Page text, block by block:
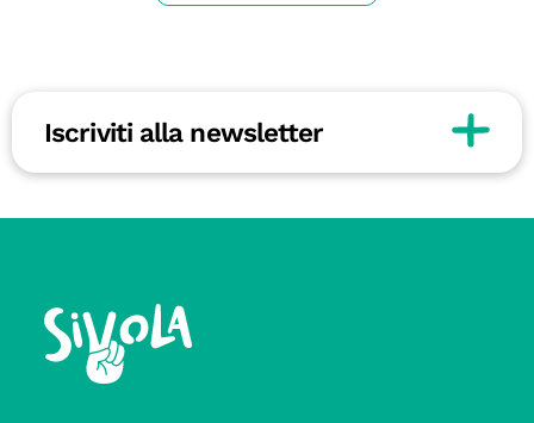
Iscriviti alla newsletter